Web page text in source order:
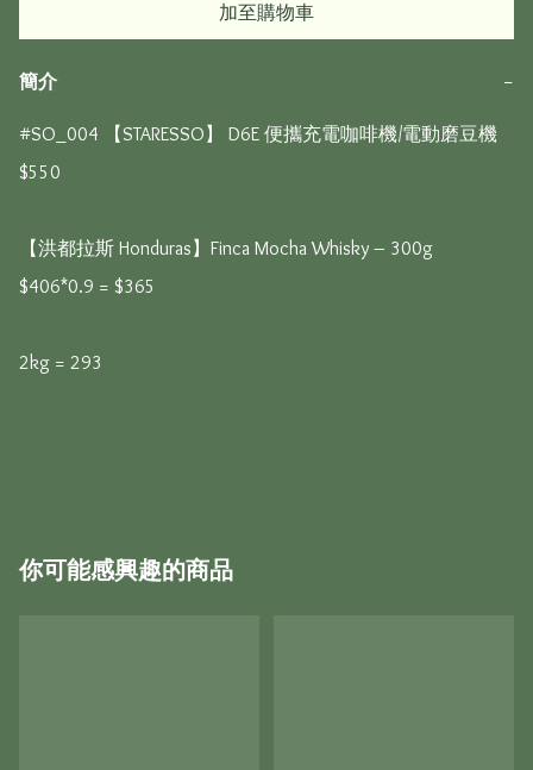
加至購物車
簡介 −
#SO_004 【STARESSO】 D6E 便攜充電咖啡機/電動磨豆機
$550
【洪都拉斯 Honduras】Finca Mocha Whisky – 300g
$406*0.9 = $365
2kg = 293
你可能感興趣的商品